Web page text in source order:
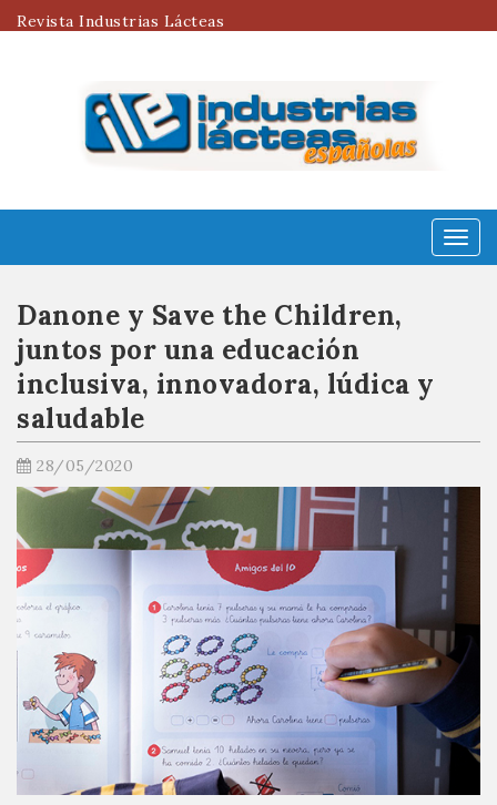
Revista Industrias Lácteas
Menú
Danone y Save the Children,
juntos por una educación
inclusiva, innovadora, lúdica y
saludable
28/05/2020